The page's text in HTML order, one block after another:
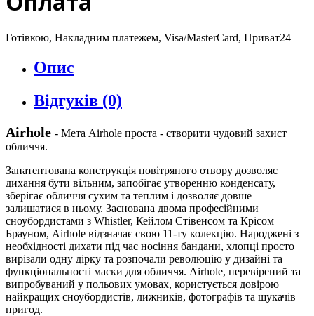
Готівкою, Накладним платежем, Visa/MasterCard, Приват24
Опис
Відгуків (0)
Airhole - Мета Airhole проста - створити чудовий захист
обличчя.
Запатентована конструкція повітряного отвору дозволяє
дихання бути вільним, запобігає утворенню конденсату,
зберігає обличчя сухим та теплим і дозволяє довше
залишатися в ньому. Заснована двома професійними
сноубордистами з Whistler, Кейлом Стівенсом та Крісом
Брауном, Airhole відзначає свою 11-ту колекцію. Народжені з
необхідності дихати під час носіння бандани, хлопці просто
вирізали одну дірку та розпочали революцію у дизайні та
функціональності маски для обличчя. Airhole, перевірений та
випробуваний у польових умовах, користується довірою
найкращих сноубордистів, лижників, фотографів та шукачів
пригод.